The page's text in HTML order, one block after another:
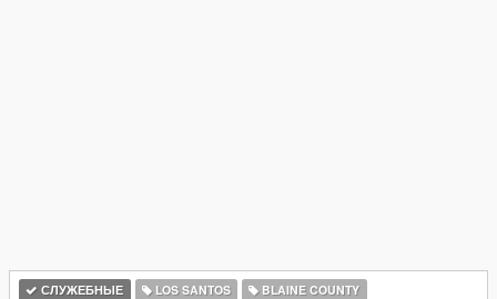
СЛУЖЕБНЫЕ LOS SANTOS
BLAINE COUNTY